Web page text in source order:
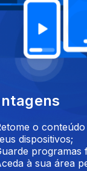
Ep. 15 11
o
dispositivos;
programas
à sua área